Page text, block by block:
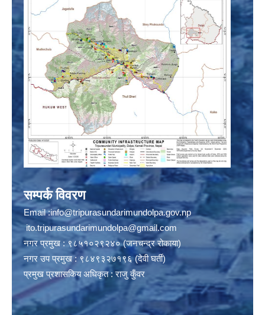
सम्पर्क विवरण
Email :info@tripurasundarimundolpa.gov.np
ito.tripurasundarimundolpa@gmail.com
नगर प्रमुख : ९८५१०२९२४० (जनचन्द्र रोकाया)
नगर उप प्रमुख : ९८४९३२७१९६ (देवी घर्ती)
प्रमुख प्रशासकिय अधिकृत : राजु कुँवर